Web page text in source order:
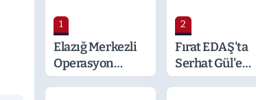
1
Elazığ Merkezli
Operasyon
Malatya ve
2
Fırat EDAŞ'ta
Serhat Gül'e
Önemli Görev